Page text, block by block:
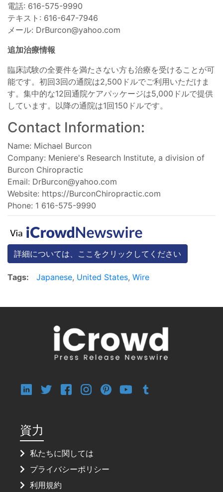
電話: 616-575-9990
テキスト: 616-647-7946
メール: DrBurcon@yahoo.com
追加治療情報
臨床試験の全要件を満たさない方も治療を受けることが可
能です。初回3回の通院は2,500ドルでご利用いただけま
す。集中的な12回通院ケアパッケージは5,000ドルで提供
しています。以降の通院は1回150ドルです。
Contact Information:
Name: Michael Burcon
Company: Meniere's Research Institute, a division of
Burcon Chiropractic
Email: DrBurcon@yahoo.com
Website: https://BurconChiropractic.com
Phone: 1 616-575-9990
詳細については、ここをクリックしてください
Tags: Japanese, United States, Wire
資力
私たちに関しては
プライバシーポリシー
利用規約